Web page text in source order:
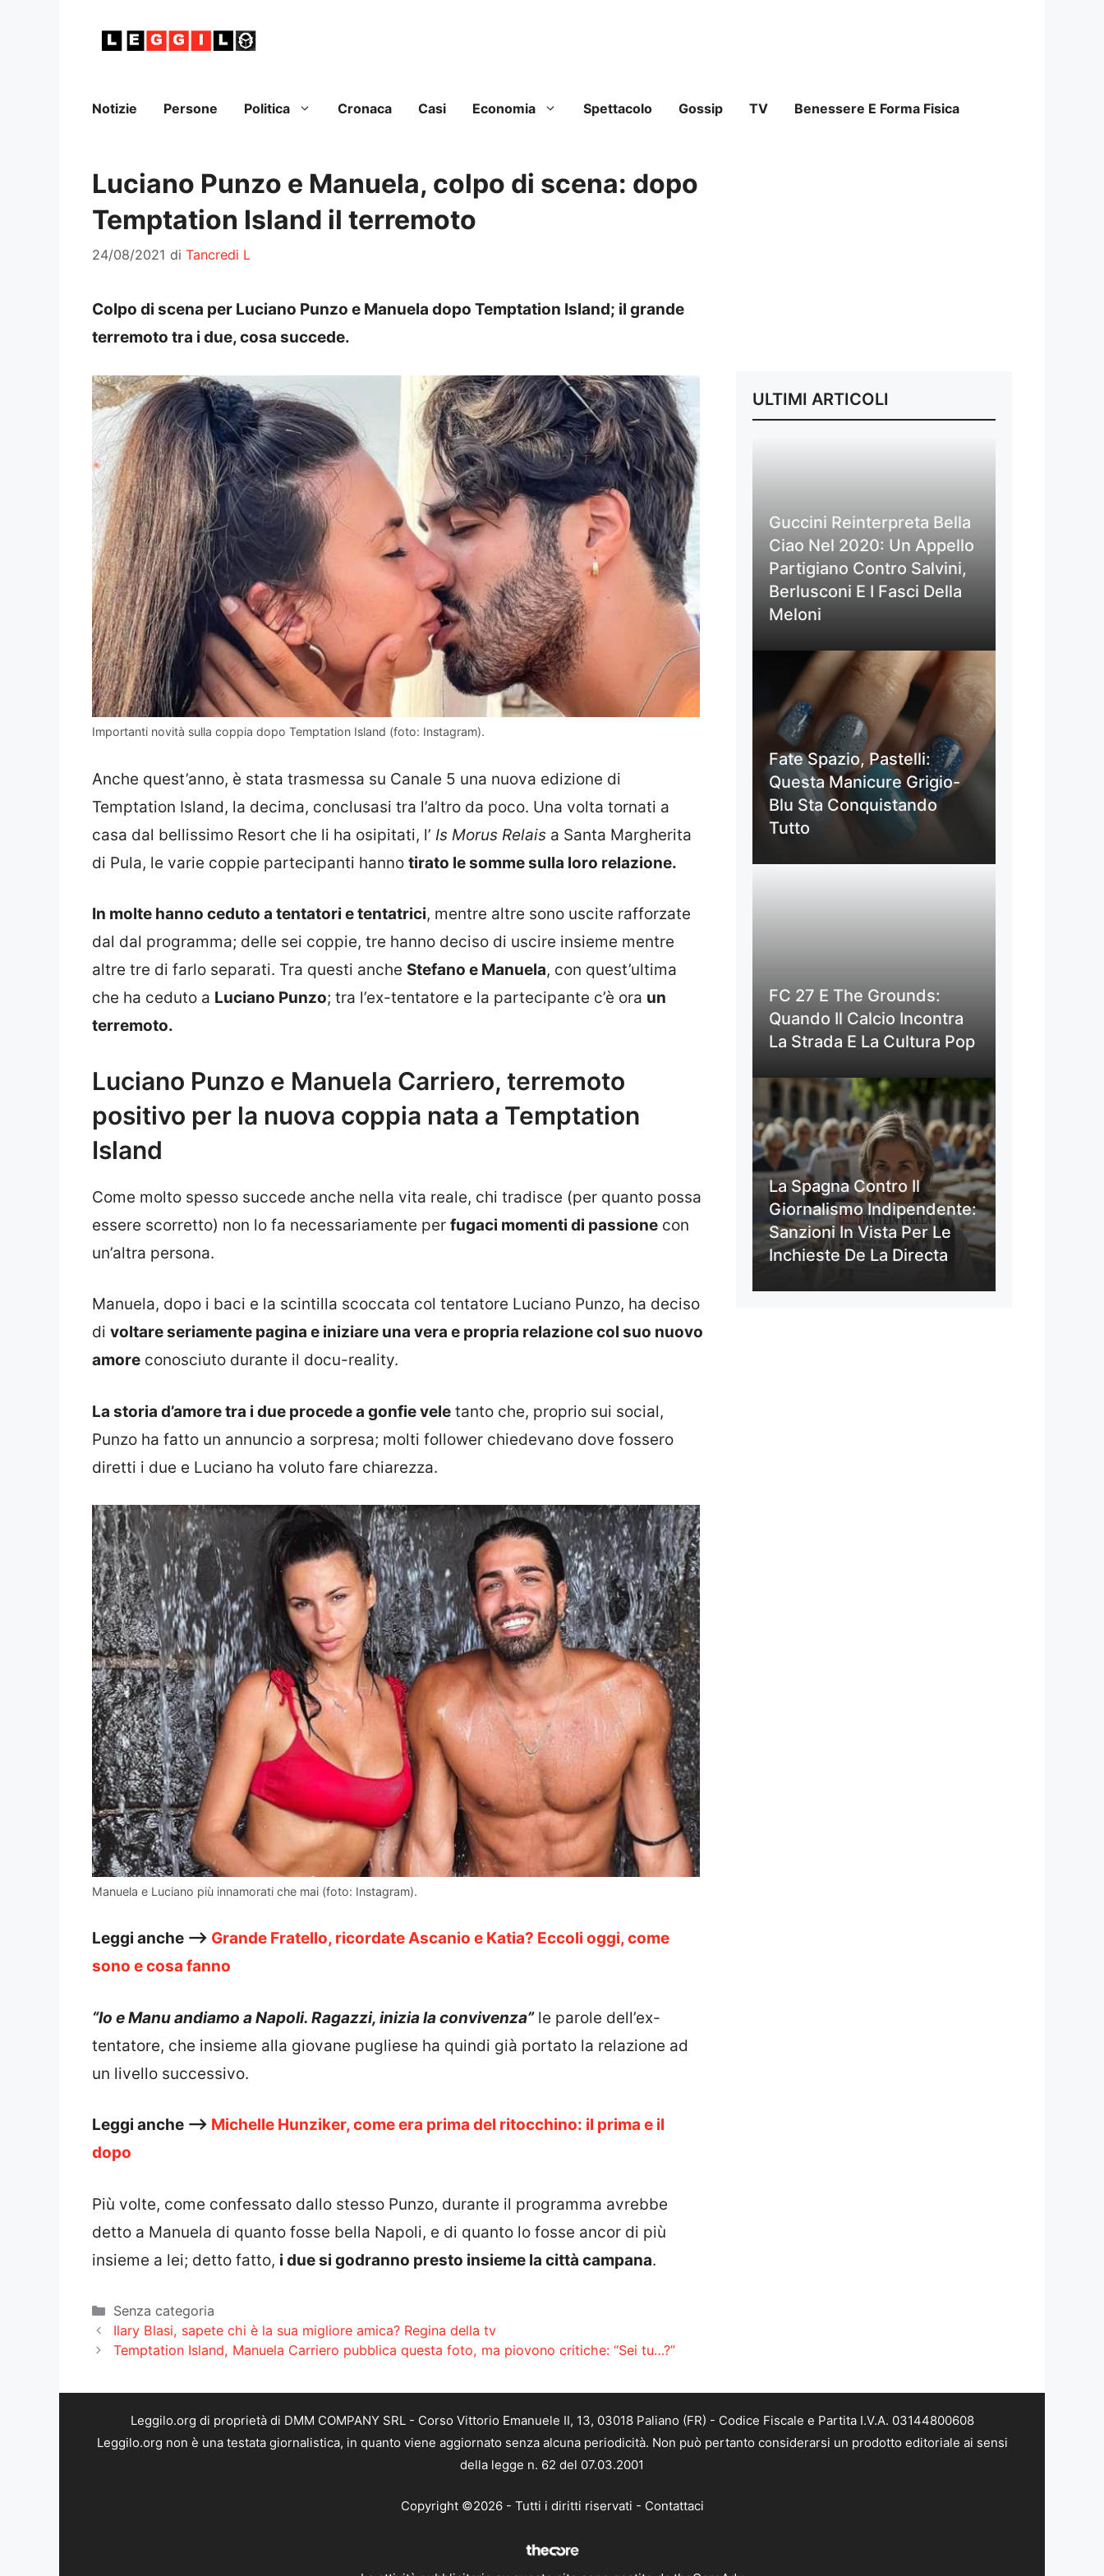
Notizie Persone Politica Cronaca Casi Economia Spettacolo Gossip TV Benessere E Forma Fisica
Luciano Punzo e Manuela, colpo di scena: dopo
Temptation Island il terremoto
24/08/2021 di Tancredi L
Colpo di scena per Luciano Punzo e Manuela dopo Temptation Island; il grande
terremoto tra i due, cosa succede.
Importanti novità sulla coppia dopo Temptation Island (foto: Instagram).
Anche quest’anno, è stata trasmessa su Canale 5 una nuova edizione di
Temptation Island, la decima, conclusasi tra l’altro da poco. Una volta tornati a
casa dal bellissimo Resort che li ha osipitati, l’ Is Morus Relais a Santa Margherita
di Pula, le varie coppie partecipanti hanno tirato le somme sulla loro relazione.
In molte hanno ceduto a tentatori e tentatrici, mentre altre sono uscite rafforzate
dal dal programma; delle sei coppie, tre hanno deciso di uscire insieme mentre
altre tre di farlo separati. Tra questi anche Stefano e Manuela, con quest’ultima
che ha ceduto a Luciano Punzo; tra l’ex-tentatore e la partecipante c’è ora un
terremoto.
Luciano Punzo e Manuela Carriero, terremoto
positivo per la nuova coppia nata a Temptation
Island
Come molto spesso succede anche nella vita reale, chi tradisce (per quanto possa
essere scorretto) non lo fa necessariamente per fugaci momenti di passione con
un’altra persona.
Manuela, dopo i baci e la scintilla scoccata col tentatore Luciano Punzo, ha deciso
di voltare seriamente pagina e iniziare una vera e propria relazione col suo nuovo
amore conosciuto durante il docu-reality.
La storia d’amore tra i due procede a gonfie vele tanto che, proprio sui social,
Punzo ha fatto un annuncio a sorpresa; molti follower chiedevano dove fossero
diretti i due e Luciano ha voluto fare chiarezza.
Manuela e Luciano più innamorati che mai (foto: Instagram).
Leggi anche –> Grande Fratello, ricordate Ascanio e Katia? Eccoli oggi, come
sono e cosa fanno
“Io e Manu andiamo a Napoli. Ragazzi, inizia la convivenza”le parole dell’ex-
tentatore, che insieme alla giovane pugliese ha quindi già portato la relazione ad
un livello successivo.
Leggi anche –> Michelle Hunziker, come era prima del ritocchino: il prima e il
dopo
Più volte, come confessato dallo stesso Punzo, durante il programma avrebbe
detto a Manuela di quanto fosse bella Napoli, e di quanto lo fosse ancor di più
insieme a lei; detto fatto, i due si godranno presto insieme la città campana.
Categorie
Senza categoria
Ilary Blasi, sapete chi è la sua migliore amica? Regina della tv
Temptation Island, Manuela Carriero pubblica questa foto, ma piovono critiche: “Sei tu…?”
ULTIMI ARTICOLI
Guccini Reinterpreta Bella
Ciao Nel 2020: Un Appello
Partigiano Contro Salvini,
Berlusconi E I Fasci Della
Meloni
Fate Spazio, Pastelli:
Questa Manicure Grigio-
Blu Sta Conquistando
Tutto
FC 27 E The Grounds:
Quando Il Calcio Incontra
La Strada E La Cultura Pop
La Spagna Contro Il
Giornalismo Indipendente:
Sanzioni In Vista Per Le
Inchieste De La Directa
Leggilo.org di proprietà di DMM COMPANY SRL - Corso Vittorio Emanuele II, 13, 03018 Paliano (FR) - Codice Fiscale e Partita I.V.A. 03144800608
Leggilo.org non è una testata giornalistica, in quanto viene aggiornato senza alcuna periodicità. Non può pertanto considerarsi un prodotto editoriale ai sensi
della legge n. 62 del 07.03.2001
Copyright ©2026 - Tutti i diritti riservati - Contattaci